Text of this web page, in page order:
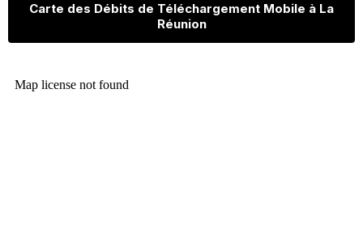
Carte des Débits de Téléchargement Mobile à La
Réunion